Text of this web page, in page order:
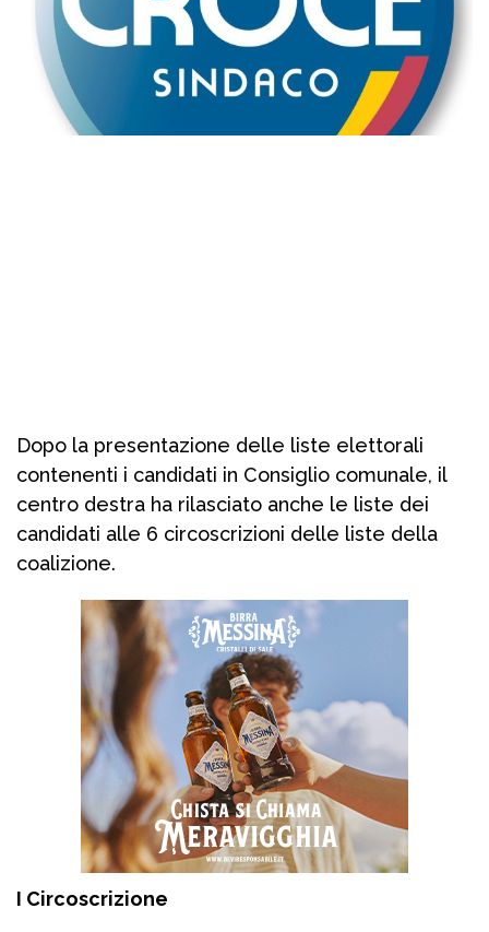
Dopo la presentazione delle liste elettorali
contenenti i candidati in Consiglio comunale, il
centro destra ha rilasciato anche le liste dei
candidati alle 6 circoscrizioni delle liste della
coalizione.
I Circoscrizione